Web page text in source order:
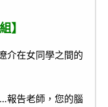
】
介在女同學之間的
…報告老師，您的腦